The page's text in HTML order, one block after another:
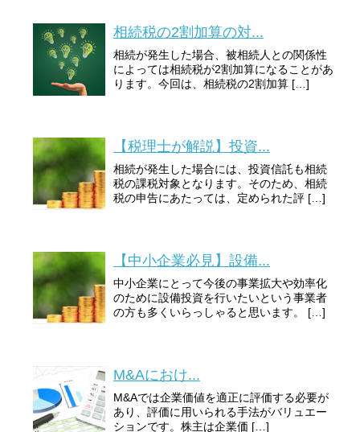
相続税の2割加算の対...
相続が発生した場合、被相続人との関係性
によっては相続税が2割加算になることがあ
ります。今回は、相続税の2割加算 […]
【税理士が解説】投資...
相続が発生した場合には、投資信託も相続
税の課税対象となります。そのため、相続
税の申告にあたっては、定められた評 […]
【中小企業必見】設備...
中小企業にとって今後の事業拡大や効率化
のために設備投資を行いたいという事業者
の方も多くいらっしゃると思います。 […]
M&Aにおけ...
M&Aでは企業価値を適正に評価する必要が
あり、評価に用いられる手法がバリュエー
ションです。株主は企業価 […]